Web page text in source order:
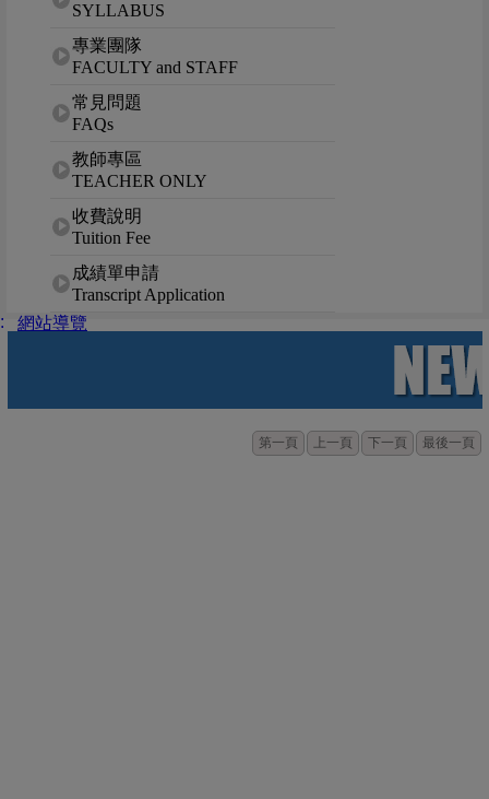
SYLLABUS
專業團隊
FACULTY and STAFF
常見問題
FAQs
教師專區
TEACHER ONLY
收費說明
Tuition Fee
成績單申請
Transcript Application
網站導覽
第一頁 上一頁 下一頁 最後一頁